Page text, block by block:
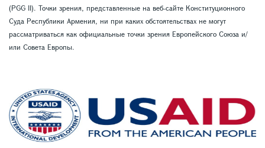
(PGG II). Точки зрения, представленные на веб-сайте Конституционного
Суда Республики Армения, ни при каких обстоятельствах не могут
рассматриваться как официальные точки зрения Европейского Союза и/
или Совета Европы.